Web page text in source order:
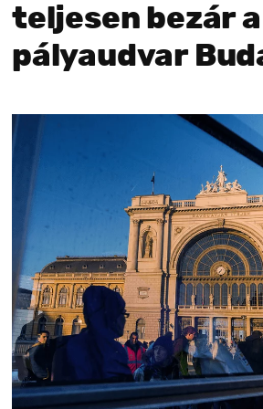
teljesen bezár
pályaudvar